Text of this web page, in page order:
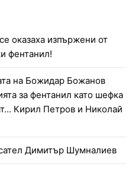
оказаха изпържени от
фентанил!
на Божидар Божанов
за фентанил като шефка
Кирил Петров и Николай
Димитър Шумналиев